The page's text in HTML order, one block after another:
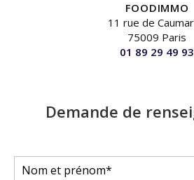
FOODIMMO
11 rue de
75009 Paris
01 89 29 49 93
Demande de